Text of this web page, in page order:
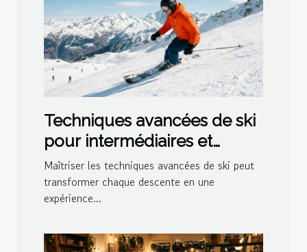
Techniques avancées de ski
pour intermédiaires et
experts
Maîtriser les techniques avancées de ski peut
transformer chaque descente en une
expérience...